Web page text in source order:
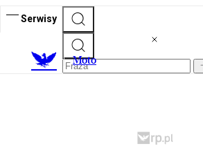
Serwisy
Moto